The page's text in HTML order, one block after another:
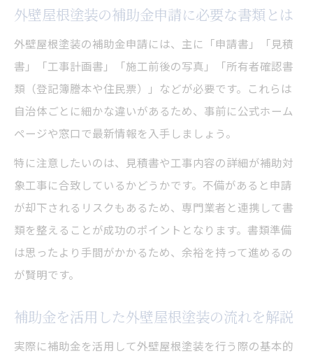
外壁屋根塗装の補助金申請に必要な書類とは
外壁屋根塗装の補助金申請には、主に「申請書」「見積
書」「工事計画書」「施工前後の写真」「所有者確認書
類（登記簿謄本や住民票）」などが必要です。これらは
自治体ごとに細かな違いがあるため、事前に公式ホーム
ページや窓口で最新情報を入手しましょう。
特に注意したいのは、見積書や工事内容の詳細が補助対
象工事に合致しているかどうかです。不備があると申請
が却下されるリスクもあるため、専門業者と連携して書
類を整えることが成功のポイントとなります。書類準備
は思ったより手間がかかるため、余裕を持って進めるの
が賢明です。
補助金を活用した外壁屋根塗装の流れを解説
実際に補助金を活用して外壁屋根塗装を行う際の基本的